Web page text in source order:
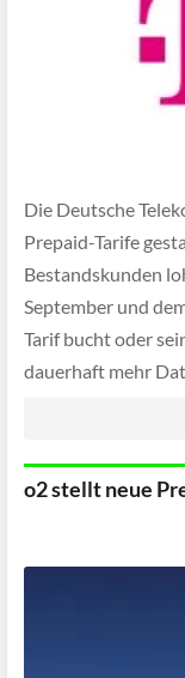
Die Deutsche
Prepaid-Tarife
Bestandskunden
September und
Tarif bucht oder
dauerhaft mehr
o2 stellt neue